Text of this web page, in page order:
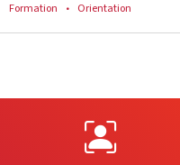
Formation Orientation